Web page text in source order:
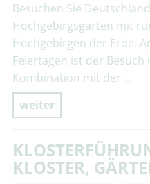
Besuchen Sie
Hochgebirgsgarten mit
Hochgebirgen der Erde.
Feiertagen ist der
Kombination mit der …
weiter
KLOSTER,